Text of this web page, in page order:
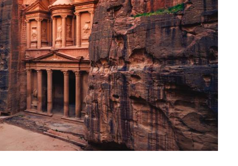
сливками